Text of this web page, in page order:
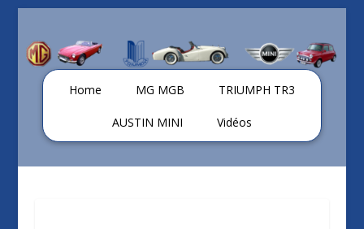
Home MG MGB TRIUMPH TR3
AUSTIN MINI Vidéos